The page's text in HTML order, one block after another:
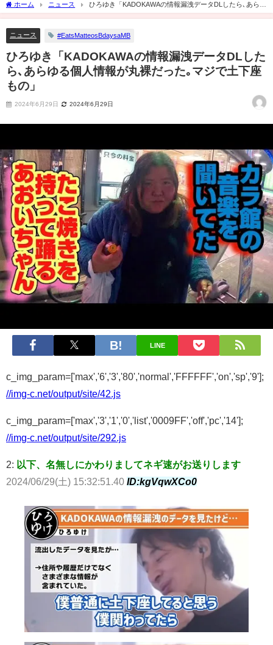
ホーム ニュース
ひろゆき「KADOKAWAの情報漏洩データDLしたら､あらゆ
る個人情報が丸裸だった｡マジで土下座もの」
ニュース #EatsMatteosBdaysaMB
ひろゆき「KADOKAWAの情報漏洩データDLした
ら､あらゆる個人情報が丸裸だった｡マジで土下座
もの」
2024年6月29日 2024年6月29日
LINE
c_img_param=['max','6','3','80','normal','FFFFFF','on','sp','9'];
//img-c.net/output/site/42.js
c_img_param=['max','3','1','0','list','0009FF','off','pc','14'];
//img-c.net/output/site/292.js
2: 以下、名無しにかわりましてネギ速がお送りします
2024/06/29(土) 15:32:51.40 ID:kgVqwXCo0